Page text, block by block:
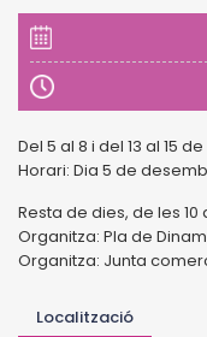
Del 5 al 8 i del 13 al 15
Horari: Dia 5 de
Resta de dies, de les
Organitza: Pla de
Organitza: Junta
Localització